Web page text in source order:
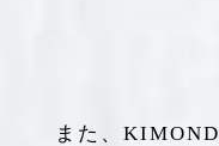
また、